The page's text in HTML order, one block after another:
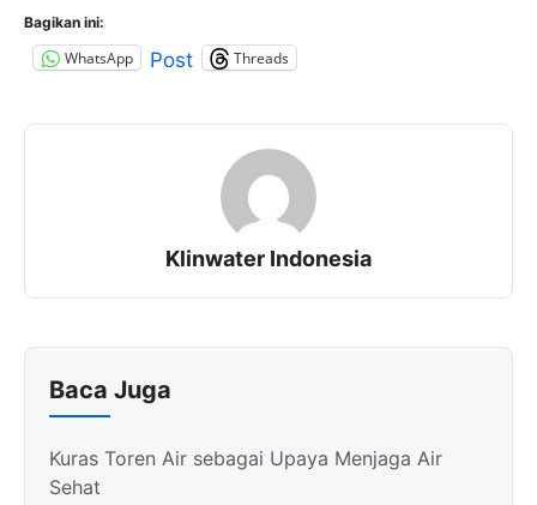
Bagikan ini:
WhatsApp Post Threads
Klinwater Indonesia
Baca Juga
Kuras Toren Air sebagai Upaya Menjaga Air
Sehat